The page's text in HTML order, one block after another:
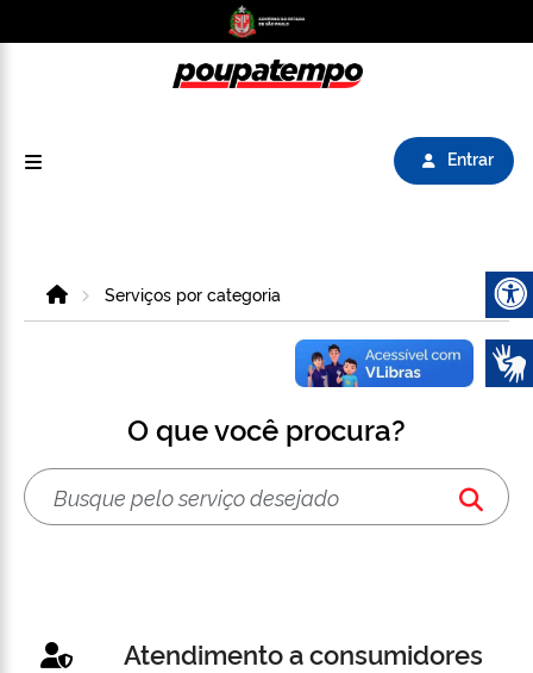
Entrar
HomeServiços por categoria
O que você procura?
Atendimento a consumidores